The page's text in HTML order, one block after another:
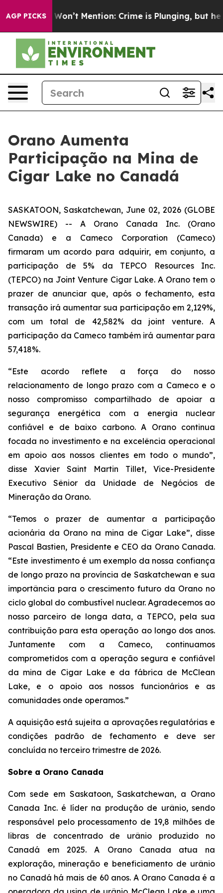
AGP PICKS
Trump Won’t Mention: Crime is Plunging, but he
Orano Aumenta
Participação na Mina de
Cigar Lake no Canadá
SASKATOON, Saskatchewan, June 02, 2026 (GLOBE
NEWSWIRE) -- A Orano Canada Inc. (Orano
Canada) e a Cameco Corporation (Cameco)
firmaram um acordo para adquirir, em conjunto, a
participação de 5% da TEPCO Resources Inc.
(TEPCO) na Joint Venture Cigar Lake. A Orano tem o
prazer de anunciar que, após o fechamento, esta
transação irá aumentar sua participação em 2,129%,
com um total de 42,582% da joint venture. A
participação da Cameco também irá aumentar para
57,418%.
“Este acordo reflete a força do nosso
relacionamento de longo prazo com a Cameco e o
nosso compromisso compartilhado de apoiar a
segurança energética com a energia nuclear
confiável e de baixo carbono. A Orano continua
focada no investimento e na excelência operacional
em apoio aos nossos clientes em todo o mundo”,
disse Xavier Saint Martin Tillet, Vice-Presidente
Executivo Sênior da Unidade de Negócios de
Mineração da Orano.
“Temos o prazer de aumentar a participação
acionária da Orano na mina de Cigar Lake”, disse
Pascal Bastien, Presidente e CEO da Orano Canada.
“Este investimento é um exemplo da nossa confiança
de longo prazo na província de Saskatchewan e sua
importância para o crescimento futuro da Orano no
ciclo global do combustível nuclear. Agradecemos ao
nosso parceiro de longa data, a TEPCO, pela sua
contribuição para esta operação ao longo dos anos.
Juntamente com a Cameco, continuamos
comprometidos com a operação segura e confiável
da mina de Cigar Lake e da fábrica de McClean
Lake, e o apoio aos nossos funcionários e as
comunidades onde operamos.”
A aquisição está sujeita a aprovações regulatórias e
condições padrão de fechamento e deve ser
concluída no terceiro trimestre de 2026.
Sobre a Orano Canada
Com sede em Saskatoon, Saskatchewan, a Orano
Canada Inc. é líder na produção de urânio, sendo
responsável pelo processamento de 19,8 milhões de
libras de concentrado de urânio produzido no
Canadá em 2025. A Orano Canada atua na
exploração, mineração e beneficiamento de urânio
no Canadá há mais de 60 anos. A Orano Canada é a